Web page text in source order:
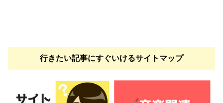
行きたい記事にすぐいけるサイトマップ